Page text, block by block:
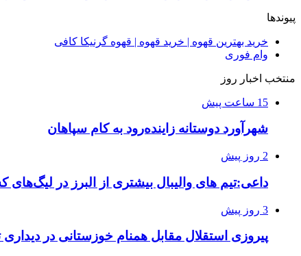
پیوندها
خرید بهترین قهوه | خرید قهوه | قهوه گرنیکا کافی
وام فوری
منتخب اخبار روز
15 ساعت پیش
شهرآورد دوستانه زاینده‌رود به کام سپاهان
2 روز پیش
داعی:تیم های والیبال بیشتری از البرز در
3 روز پیش
پیروزی استقلال مقابل همنام خوزستانی در دیداری